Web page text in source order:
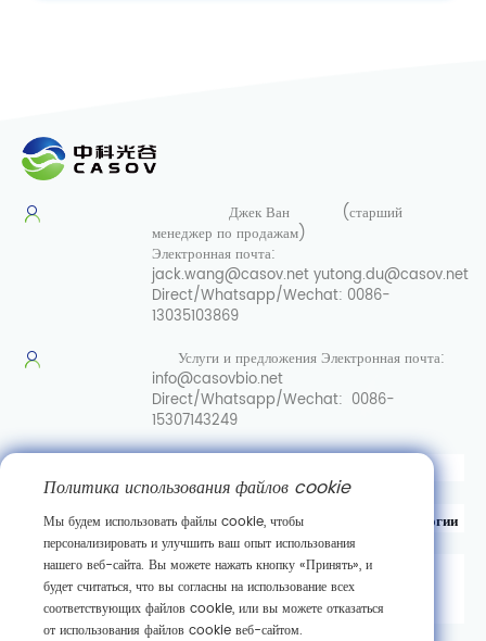
Джек Ван
(старший
менеджер по продажам)
Электронная почта:
jack.wang@casov.netyutong.du@casov.net
Direct/Whatsapp/Wechat: 0086-
13035103869
Услуги и предложенияЭлектронная почта:
info@casovbio.net
Direct/Whatsapp/Wechat: 0086-
15307143249
Уханьский центр инноваций в области синтетической биологии
д. 89, 3-я улица Гаокэюань,
район развития новых технологий Дунху,
г. Ухань, провинция Хубэй
Политика использования файлов cookie
Мы будем использовать файлы cookie, чтобы
персонализировать и улучшить ваш опыт использования
нашего веб-сайта. Вы можете нажать кнопку «Принять», и
будет считаться, что вы согласны на использование всех
соответствующих файлов cookie, или вы можете отказаться
от использования файлов cookie веб-сайтом.